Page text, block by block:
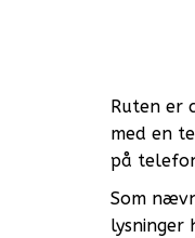
Ruten er
med en
på
Som
lysninger